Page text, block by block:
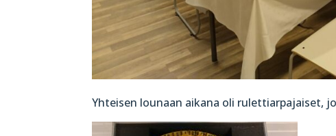
Yhteisen lounaan aikana oli rulettiarpajaiset,